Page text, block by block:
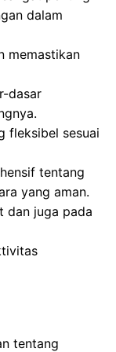
dalam
memastikan
dasar
fleksibel sesuai
tentang
yang aman.
dan juga pada
tentang